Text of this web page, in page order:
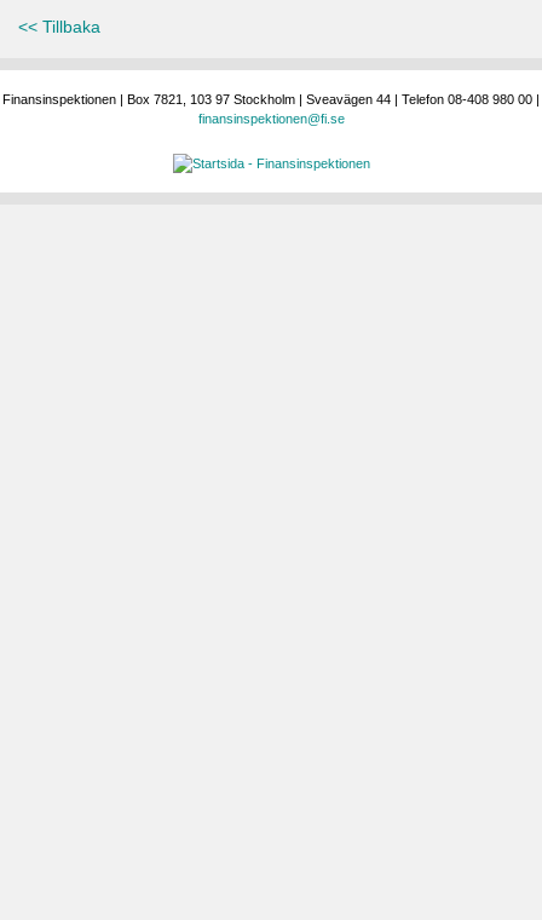
<< Tillbaka
Finansinspektionen | Box 7821, 103 97 Stockholm | Sveavägen 44 | Telefon 08-408 980 00 |
finansinspektionen@fi.se